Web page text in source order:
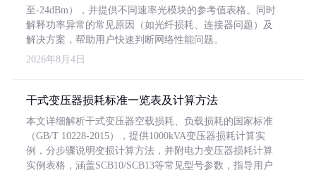
至-24dBm），并提供不同速率光模块的参考值表格。同时
解释功率异常的常见原因（如光纤损耗、连接器问题）及
解决方案，帮助用户快速判断网络性能问题。
2026年8月4日
干式变压器损耗标准一览表及计算方法
本文详细解析干式变压器空载损耗、负载损耗的国家标准
（GB/T 10228-2015），提供1000kVA变压器损耗计算实
例，分步骤说明变损计算方法，并附电力变压器损耗计算
实例表格，涵盖SCB10/SCB13等常见型号参数，指导用户